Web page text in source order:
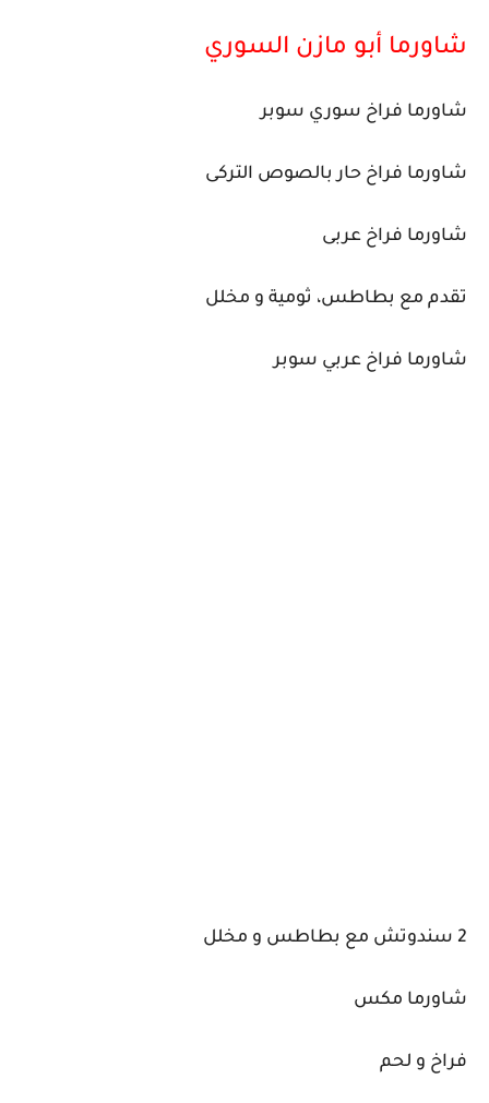
شاورما أبو مازن السوري
شاورما فراخ سوري سوبر
شاورما فراخ حار بالصوص التركى
شاورما فراخ عربى
تقدم مع بطاطس، ثومية و مخلل
شاورما فراخ عربي سوبر
2 سندوتش مع بطاطس و مخلل
شاورما مكس
فراخ و لحم